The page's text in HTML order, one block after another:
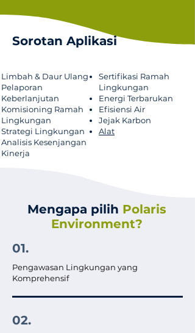
Sorotan Aplikasi
Limbah & Daur Ulang
Pelaporan
Keberlanjutan
Komisioning Ramah
Lingkungan
Strategi Lingkungan
Analisis Kesenjangan
Kinerja
Sertifikasi Ramah
Lingkungan
Energi Terbarukan
Efisiensi Air
Jejak Karbon
Alat
Mengapa pilih Polaris
Environment?
01.
Pengawasan Lingkungan yang
Komprehensif
02.